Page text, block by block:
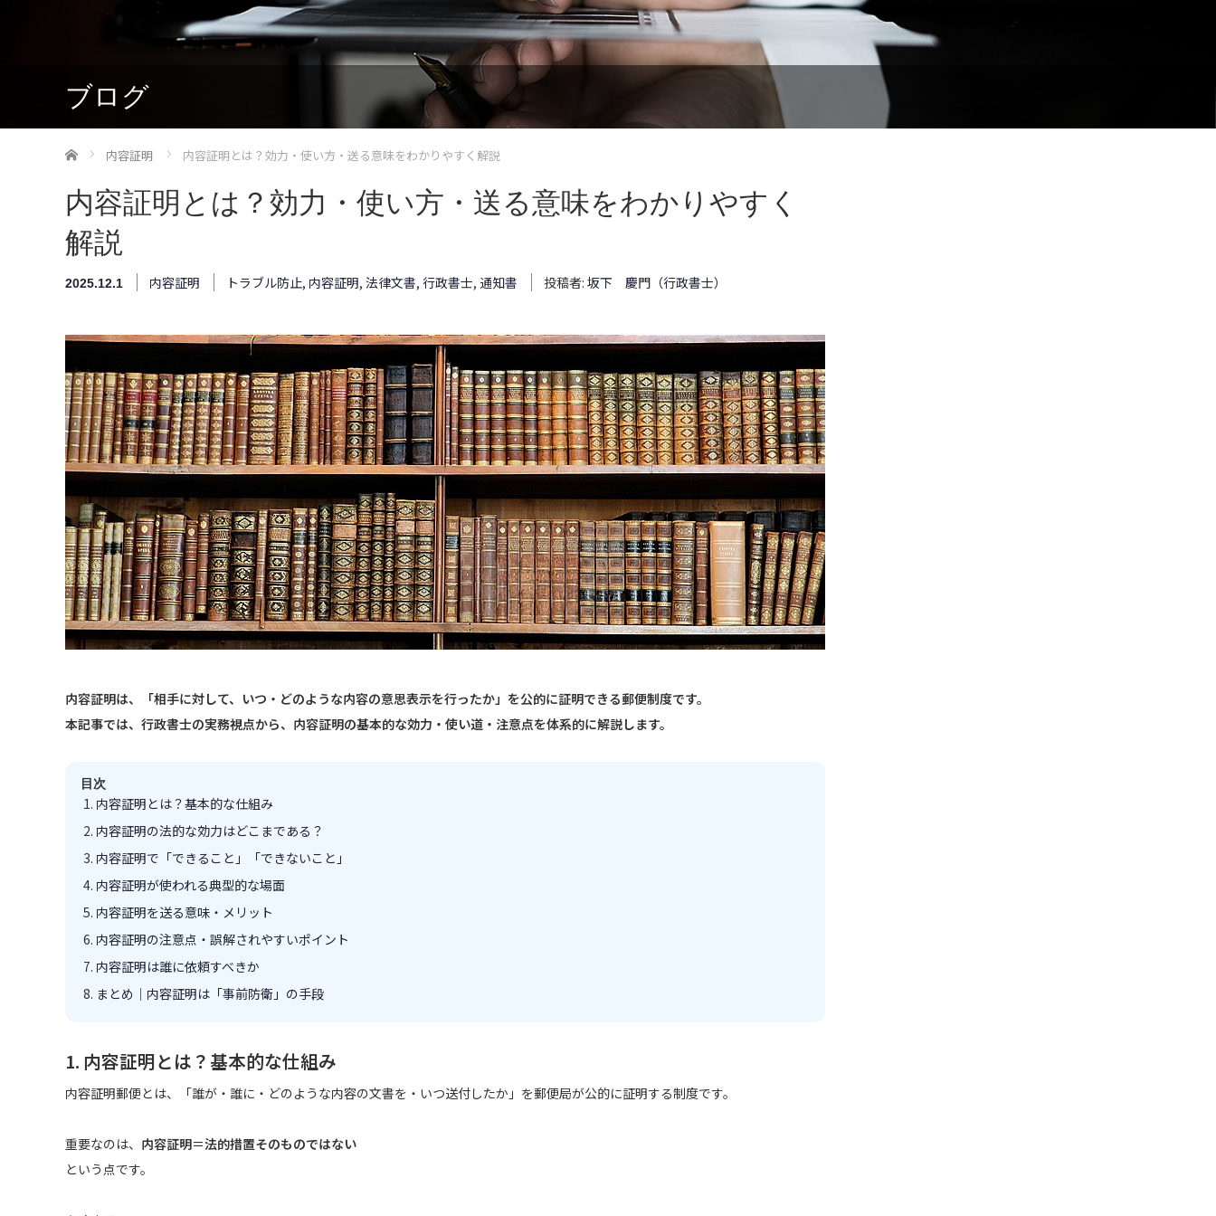
ブログ
ホーム 内容証明 内容証明とは？効力・使い方・送る意味をわかりやすく解説
内容証明とは？効力・使い方・送る意味をわかりやすく
解説
2025.12.1 内容証明 トラブル防止, 内容証明, 法律文書, 行政書士, 通知書 投稿者: 坂下 慶門（行政書士）
内容証明は、「相手に対して、いつ・どのような内容の意思表示を行ったか」を公的に証明できる郵便制度です。
本記事では、行政書士の実務視点から、内容証明の基本的な効力・使い道・注意点を体系的に解説します。
目次
内容証明とは？基本的な仕組み
内容証明の法的な効力はどこまである？
内容証明で「できること」「できないこと」
内容証明が使われる典型的な場面
内容証明を送る意味・メリット
内容証明の注意点・誤解されやすいポイント
内容証明は誰に依頼すべきか
まとめ｜内容証明は「事前防衛」の手段
1. 内容証明とは？基本的な仕組み
内容証明郵便とは、「誰が・誰に・どのような内容の文書を・いつ送付したか」を郵便局が公的に証明する制度です。
重要なのは、 内容証明＝法的措置そのものではない
という点です。